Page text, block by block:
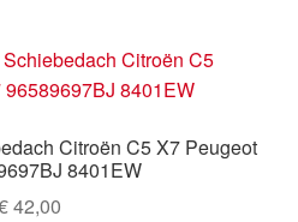
Citroën C5 X7 Peugeot
8401EW
42,00